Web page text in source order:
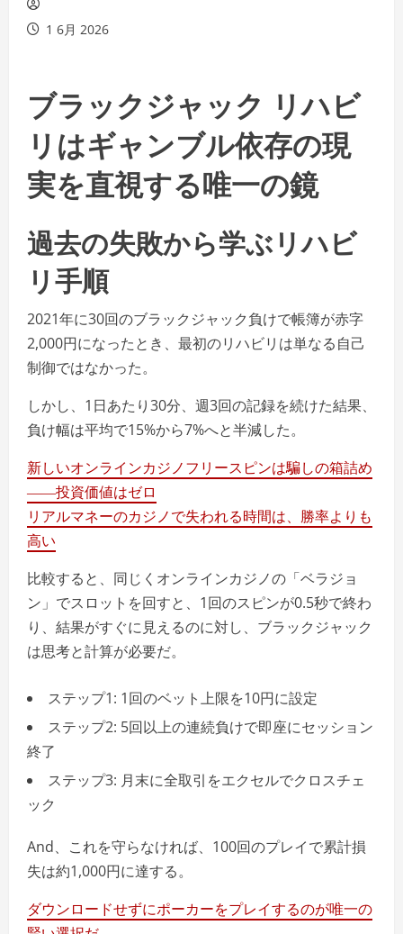
1 6月 2026
ブラックジャック リハビ
リはギャンブル依存の現
実を直視する唯一の鏡
過去の失敗から学ぶリハビ
リ手順
2021年に30回のブラックジャック負けで帳簿が赤字
2,000円になったとき、最初のリハビリは単なる自己
制御ではなかった。
しかし、1日あたり30分、週3回の記録を続けた結果、
負け幅は平均で15%から7%へと半減した。
新しいオンラインカジノフリースピンは騙しの箱詰め
――投資価値はゼロ
リアルマネーのカジノで失われる時間は、勝率よりも
高い
比較すると、同じくオンラインカジノの「ベラジョ
ン」でスロットを回すと、1回のスピンが0.5秒で終わ
り、結果がすぐに見えるのに対し、ブラックジャック
は思考と計算が必要だ。
ステップ1: 1回のベット上限を10円に設定
ステップ2: 5回以上の連続負けで即座にセッション
終了
ステップ3: 月末に全取引をエクセルでクロスチェ
ック
And、これを守らなければ、100回のプレイで累計損
失は約1,000円に達する。
ダウンロードせずにポーカーをプレイするのが唯一の